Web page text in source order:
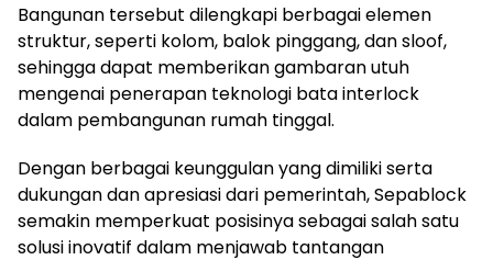
Bangunan tersebut dilengkapi berbagai elemen
struktur, seperti kolom, balok pinggang, dan sloof,
sehingga dapat memberikan gambaran utuh
mengenai penerapan teknologi bata interlock
dalam pembangunan rumah tinggal.
Dengan berbagai keunggulan yang dimiliki serta
dukungan dan apresiasi dari pemerintah, Sepablock
semakin memperkuat posisinya sebagai salah satu
solusi inovatif dalam menjawab tantangan